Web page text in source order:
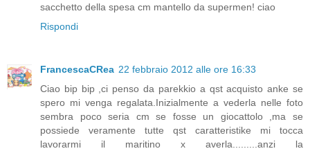
sacchetto della spesa cm mantello da supermen! ciao
Rispondi
FrancescaCRea 22 febbraio 2012 alle ore 16:33
Ciao bip bip ,ci penso da parekkio a qst acquisto anke se
spero mi venga regalata.Inizialmente a vederla nelle foto
sembra poco seria cm se fosse un giocattolo ,ma se
possiede veramente tutte qst caratteristike mi tocca
lavorarmi il maritino x averla.........anzi la